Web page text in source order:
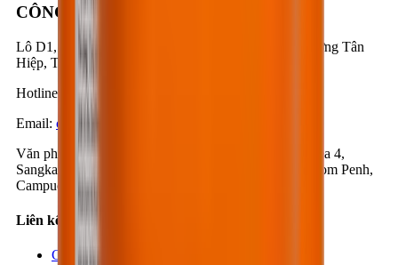
CÔNG TY CỔ PHẦN BESTMIX
Lô D1, Đường D1 & N3, KCN Nam Tân Uyên, Phường Tân
Hiệp, Thành phố Hồ Chí Minh, Việt Nam
Hotline
1900-57-1234
Email: contact@bestmix.vn
Văn phòng Campuchia
Số 1K, Đường 371, Phum Trea 4,
Sangkat Steung Mean Chey 3, Khan Mean Chey, Phnom Penh,
Campuchia
Liên kết nhanh
Chi nhánh